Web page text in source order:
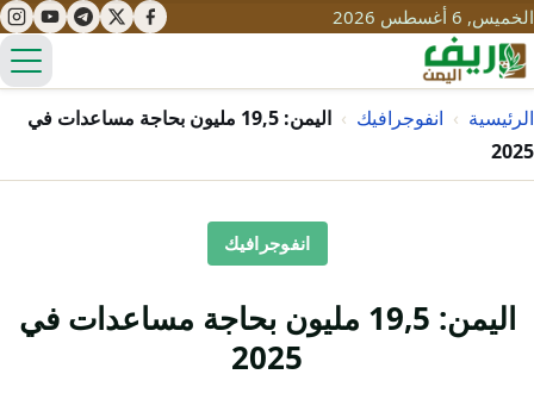
الخميس, 6 أغسطس 2026
طرُق
قصص نجاح
سياحة
الرئيسية › انفوجرافيك ›
اليمن: 19,5 مليون بحاجة مساعدات في
2025
انفوجرافيك
اليمن: 19,5 مليون بحاجة مساعدات في
2025